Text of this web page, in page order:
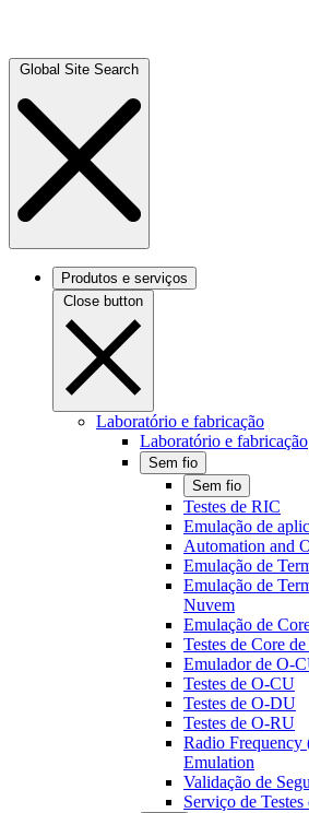
Global Site Search
Produtos e serviços
Close button
Laboratório e fabricação
Laboratório e fabricação
Sem fio
Sem fio
Testes de RIC
Emulação de
Automation and
Emulação de
Emulação de
Nuvem
Emulação de
Testes de Core
Emulador de O-
Testes de O-CU
Testes de O-DU
Testes de O-RU
Radio Frequency
Emulation
Validação de
Serviço de